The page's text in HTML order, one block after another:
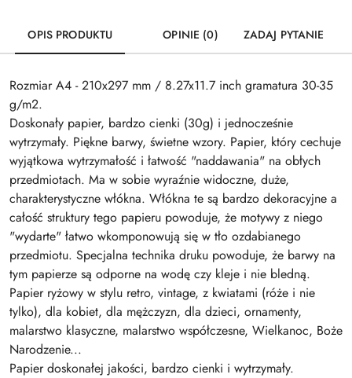
OPIS PRODUKTU OPINIE (0) ZADAJ PYTANIE
Rozmiar A4 - 210x297 mm / 8.27x11.7 inch gramatura 30-35
g/m2.
Doskonały papier, bardzo cienki (30g) i jednocześnie
wytrzymały. Piękne barwy, świetne wzory. Papier, który cechuje
wyjątkowa wytrzymałość i łatwość "naddawania" na obłych
przedmiotach. Ma w sobie wyraźnie widoczne, duże,
charakterystyczne włókna. Włókna te są bardzo dekoracyjne a
całość struktury tego papieru powoduje, że motywy z niego
"wydarte" łatwo wkomponowują się w tło ozdabianego
przedmiotu. Specjalna technika druku powoduje, że barwy na
tym papierze są odporne na wodę czy kleje i nie bledną.
Papier ryżowy w stylu retro, vintage, z kwiatami (róże i nie
tylko), dla kobiet, dla mężczyzn, dla dzieci, ornamenty,
malarstwo klasyczne, malarstwo współczesne, Wielkanoc, Boże
Narodzenie...
Papier doskonałej jakości, bardzo cienki i wytrzymały.